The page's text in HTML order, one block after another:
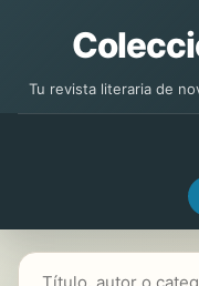
Tu revista literaria de